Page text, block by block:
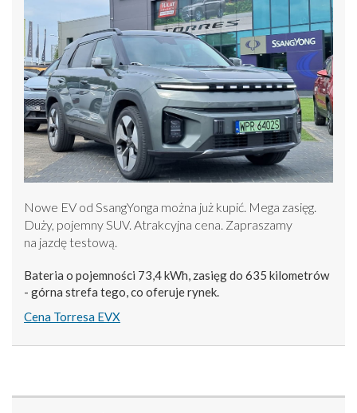
Nowe EV od SsangYonga można już kupić. Mega zasięg.
Duży, pojemny SUV. Atrakcyjna cena. Zapraszamy
na jazdę testową.
Bateria o pojemności 73,4 kWh, zasięg do 635 kilometrów
- górna strefa tego, co oferuje rynek.
Cena Torresa EVX